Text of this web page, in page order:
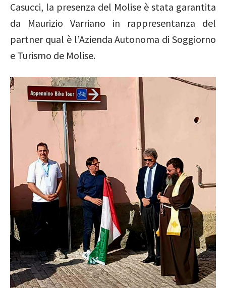
Casucci, la presenza del Molise è stata garantita
da Maurizio Varriano in rappresentanza del
partner qual è l’Azienda Autonoma di Soggiorno
e Turismo de Molise.